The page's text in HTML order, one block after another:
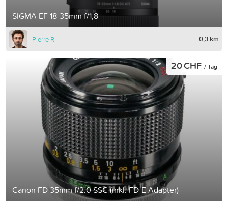
SIGMA EF 18-35mm f/1,8
Pierre R 0,3 km
Canon FD 35mm f/2.0 SSC (inkl. FD-E Adapter)
20 CHF / Tag